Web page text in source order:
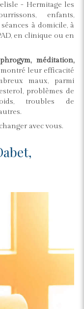
- Hermitage les
enfants,
à domicile, à
en clinique ou en
méditation,
leur efficacité
maux, parmi
problèmes de
troubles de
avec vous.